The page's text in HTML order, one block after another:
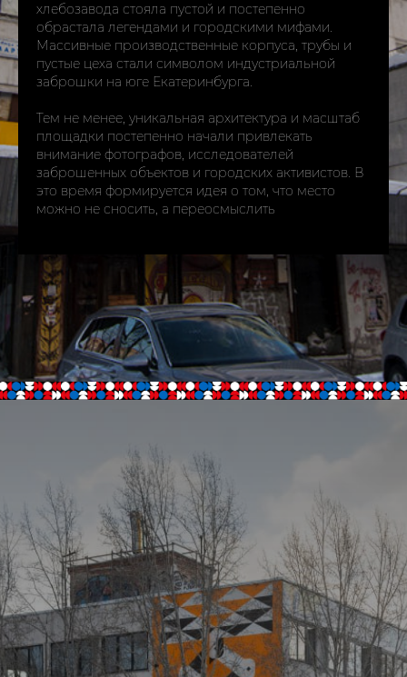
хлебозавода стояла пустой и постепенно
обрастала легендами и городскими мифами.
Массивные производственные корпуса, трубы и
пустые цеха стали символом индустриальной
заброшки на юге Екатеринбурга.​
Тем не менее, уникальная архитектура и масштаб
площадки постепенно начали привлекать
внимание фотографов, исследователей
заброшенных объектов и городских активистов. В
это время формируется идея о том, что место
можно не сносить, а переосмыслить